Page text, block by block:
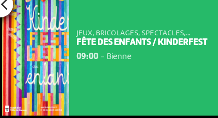
JEUX, BRICOLAGES, SPECTACLES,...
FÊTE DES ENFANTS / KINDERFEST
09:00- Bienne